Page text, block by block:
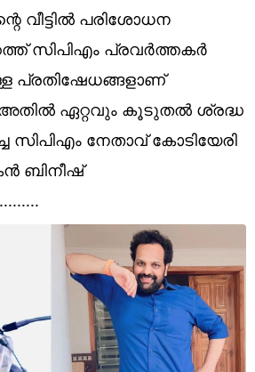
വീട്ടിൽ പരിശോധന
സിപിഎം പ്രവർത്തകർ
പ്രതിഷേധങ്ങളാണ്
അതിൽ ഏറ്റവും കൂടുതൽ ശ്രദ്ധ
സിപിഎം നേതാവ് കോടിയേരി
ബിനീഷ്